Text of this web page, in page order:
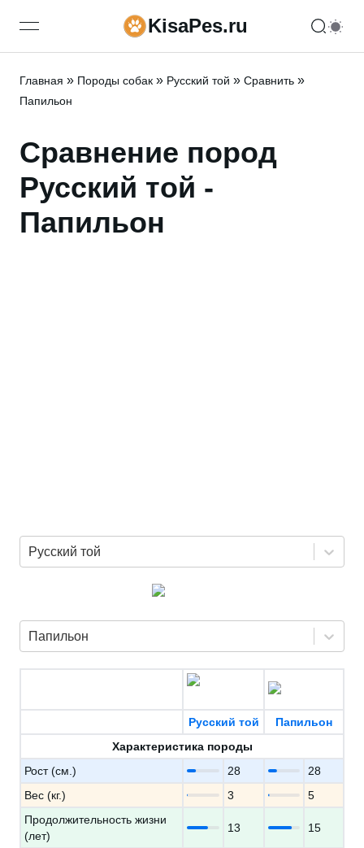
open navigation menuKisaPes.ru
Главная » Породы собак » Русский той » Сравнить »
Папильон
Сравнение пород
Русский той -
Папильон
Русский той
Папильон
Русский той
Папильон
Характеристика породы
Рост (см.)
28
28
Вес (кг.)
3
5
Продолжительность жизни
(лет)
13 15